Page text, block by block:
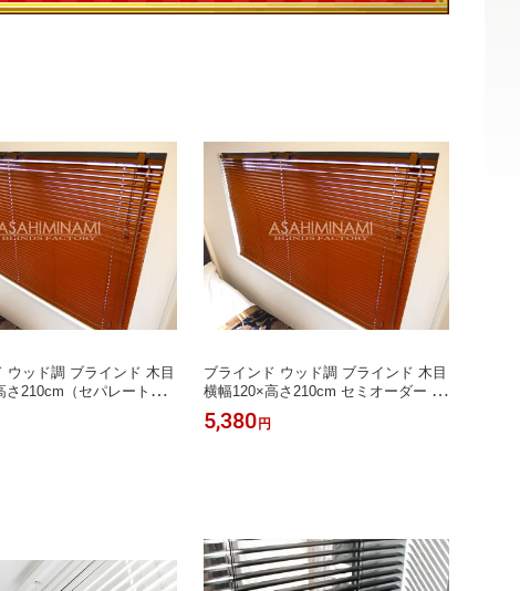
ウッド調 ブラインド 木目
さ210cm（セパレートタ
ーダー サイズ加工可能
ブラインド ウッド調 ブラインド 木目
横幅120×高さ210cm セミオーダー サ
イズ加工可能
5,380 円